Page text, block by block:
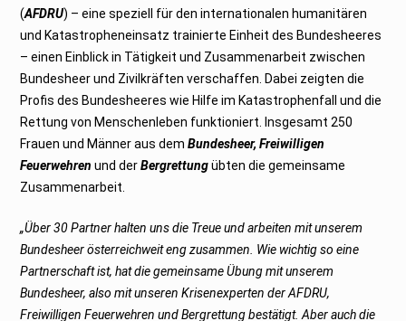
(AFDRU) – eine speziell für den internationalen humanitären
und Katastropheneinsatz trainierte Einheit des Bundesheeres
– einen Einblick in Tätigkeit und Zusammenarbeit zwischen
Bundesheer und Zivilkräften verschaffen. Dabei zeigten die
Profis des Bundesheeres wie Hilfe im Katastrophenfall und die
Rettung von Menschenleben funktioniert. Insgesamt 250
Frauen und Männer aus demBundesheer, Freiwilligen
Feuerwehrenund derBergrettungübten die gemeinsame
Zusammenarbeit.
„Über 30 Partner halten uns die Treue und arbeiten mit unserem
Bundesheer österreichweit eng zusammen. Wie wichtig so eine
Partnerschaft ist, hat die gemeinsame Übung mit unserem
Bundesheer, also mit unseren Krisenexperten der AFDRU,
Freiwilligen Feuerwehren und Bergrettung bestätigt. Aber auch die